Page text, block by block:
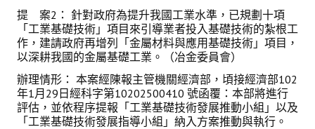
提 案2： 針對政府為提升我國工業水準，已規劃十項
「工業基礎技術」項目來引導業者投入基礎技術的紮根工
作，建請政府再增列「金屬材料與應用基礎技術」項目，
以深耕我國的金屬基礎工業。（冶金委員會）
辦理情形： 本案經陳報主管機關經濟部，頃接經濟部102
年1月29日經科字第10202500410 號函覆：本部將進行
評估，並依程序提報「工業基礎技術發展推動小組」以及
「工業基礎技術發展指導小組」納入方案推動與執行。